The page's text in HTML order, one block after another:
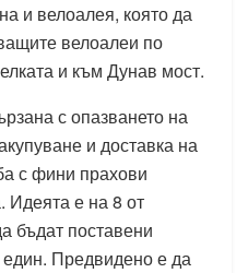
и велоалея, която да
велоалеи по
и към Дунав мост.
с опазването на
и доставка на
с фини прахови
Идеята е на 8 от
бъдат поставени
един. Предвидено е да